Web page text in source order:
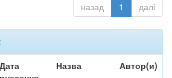
назад 1 далі
Дата
Назва Автор(и)